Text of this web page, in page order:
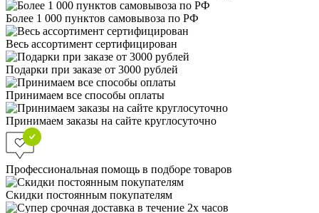
Более 1 000 пунктов самовывоза по РФ
Весь ассортимент сертифицирован
Подарки при заказе от 3000 рублей
Принимаем все способы оплаты
Принимаем заказы на сайте круглосуточно
Профессиональная помощь в подборе товаров
Скидки постоянным покупателям